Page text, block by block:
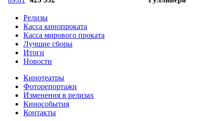
Релизы
Касса кинопроката
Касса мирового проката
Лучшие сборы
Итоги
Новости
Кинотеатры
Фоторепортажи
Изменения в релизах
Кинособытия
Контакты